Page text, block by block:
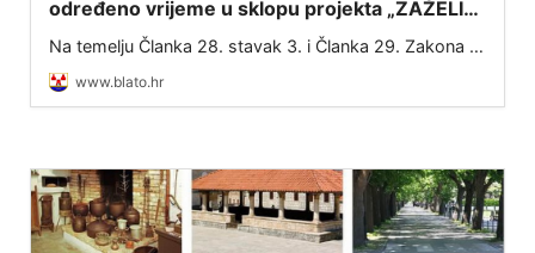
određeno vrijeme u sklopu projekta „ZAŽELI–
nisi sam“
Na temelju Članka 28. stavak 3. i Članka 29. Zakona o
službenicima i namještenicima u lokalnoj i područnoj
(regionalnoj) samoupravi (NN 86/08, 61/11, 04/18,
www.blato.hr